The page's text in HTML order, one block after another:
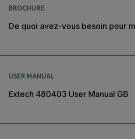
BROCHURE
De quoi avez-vous besoin pour
USER MANUAL
Extech 480403 User Manual GB